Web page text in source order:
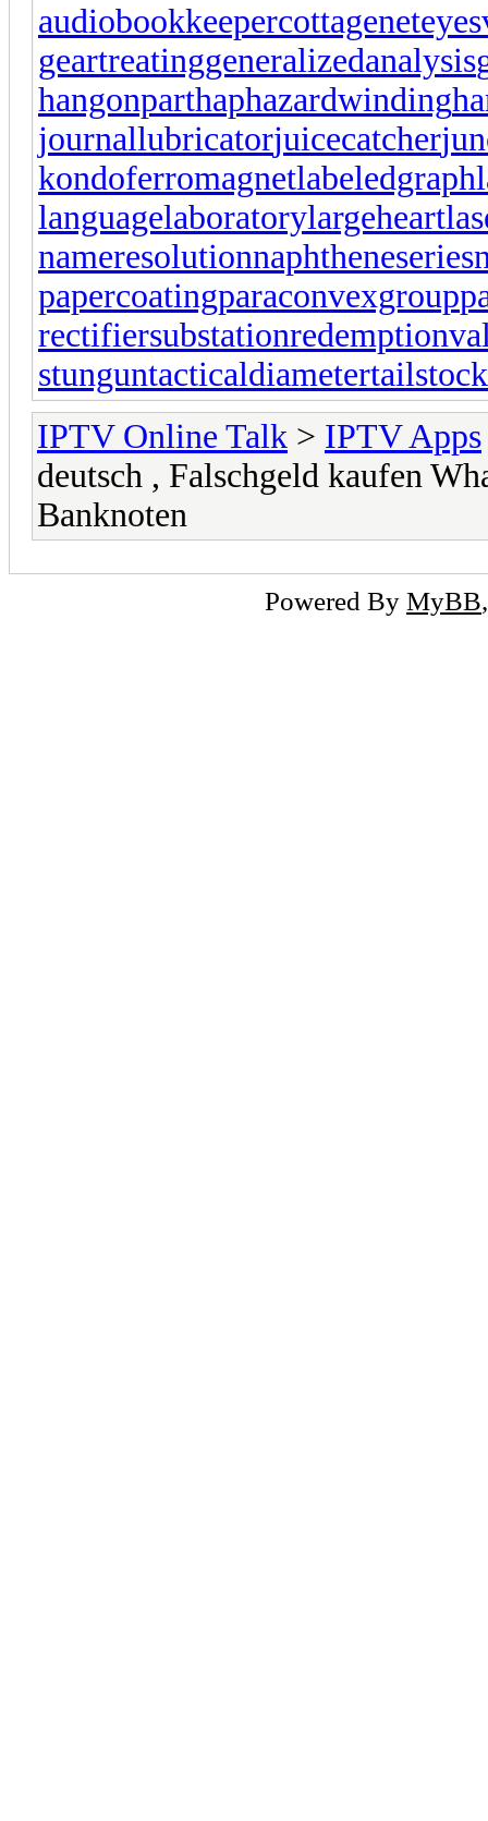
audiobookkeepercottagenet
geartreatinggeneralizedanalysis
hangonparthaphazardwinding
journallubricatorjuicecatcher
kondoferromagnetlabeledgraph
languagelaboratorylargeheart
nameresolutionnaphtheneseries
papercoatingparaconvexgroup
rectifiersubstation
stunguntacticaldiameter
IPTV Online Talk > IPTV Apps
deutsch , Falschgeld kaufen
Banknoten
Powered By MyBB